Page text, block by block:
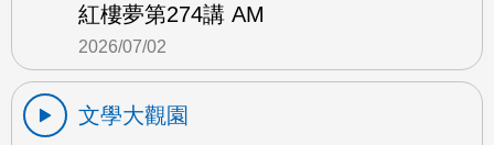
紅樓夢第274講 AM
2026/07/02
文學大觀園